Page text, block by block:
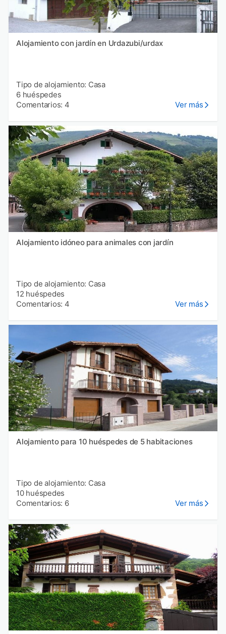
Alojamiento con jardín en Urdazubi/urdax
Tipo de alojamiento: Casa
6 huéspedes
Comentarios: 4
Ver más
Alojamiento idóneo para animales con jardín
Tipo de alojamiento: Casa
12 huéspedes
Comentarios: 4
Ver más
Alojamiento para 10 huéspedes de 5 habitaciones
Tipo de alojamiento: Casa
10 huéspedes
Comentarios: 6
Ver más